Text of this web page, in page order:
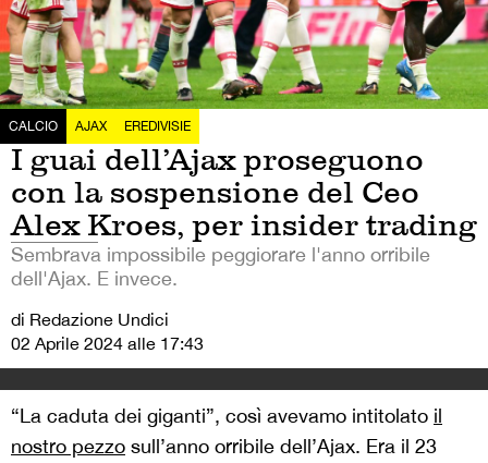
CALCIO AJAX EREDIVISIE
I guai dell’Ajax proseguono
con la sospensione del Ceo
Alex Kroes, per insider trading
Sembrava impossibile peggiorare l'anno orribile
dell'Ajax. E invece.
di Redazione Undici
02 Aprile 2024 alle 17:43
“La caduta dei giganti”, così avevamo intitolato il
nostro pezzo sull’anno orribile dell’Ajax. Era il 23